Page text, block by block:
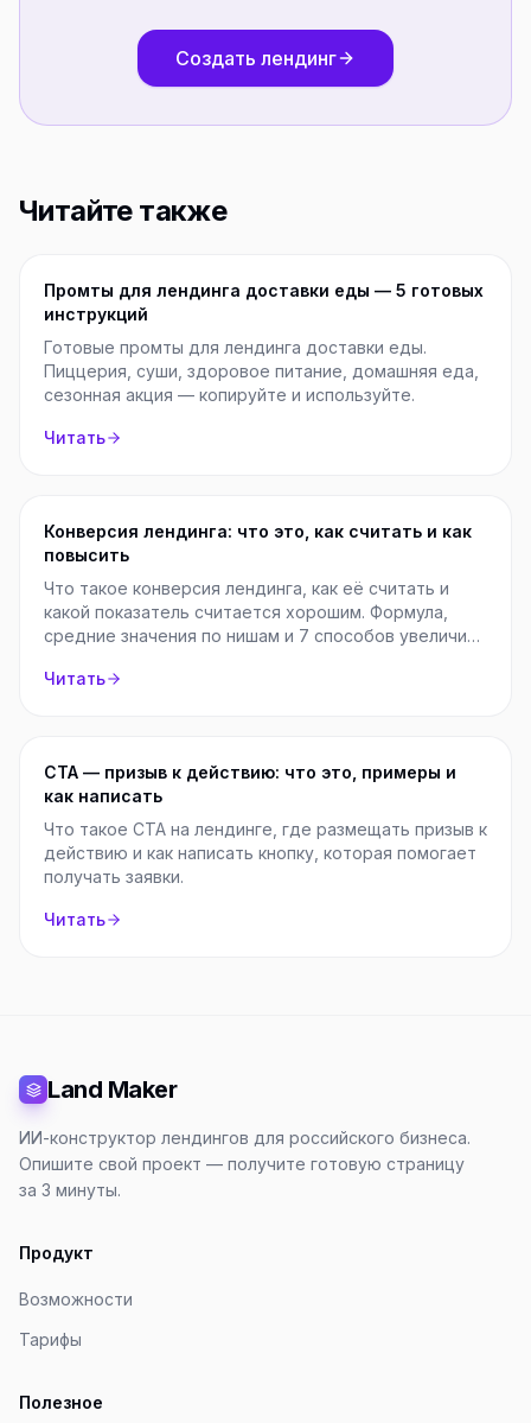
Создать лендинг
Читайте также
Промты для лендинга доставки еды — 5 готовых
инструкций
Готовые промты для лендинга доставки еды.
Пиццерия, суши, здоровое питание, домашняя еда,
сезонная акция — копируйте и используйте.
Читать
Конверсия лендинга: что это, как считать и как
повысить
Что такое конверсия лендинга, как её считать и
какой показатель считается хорошим. Формула,
средние значения по нишам и 7 способов увеличить
Читать
CTA — призыв к действию: что это, примеры и
как написать
Что такое CTA на лендинге, где размещать призыв к
действию и как написать кнопку, которая помогает
получать заявки.
Читать
Land Maker
ИИ-конструктор лендингов для российского бизнеса.
Опишите свой проект — получите готовую страницу
за 3 минуты.
Продукт
Возможности
Тарифы
Полезное